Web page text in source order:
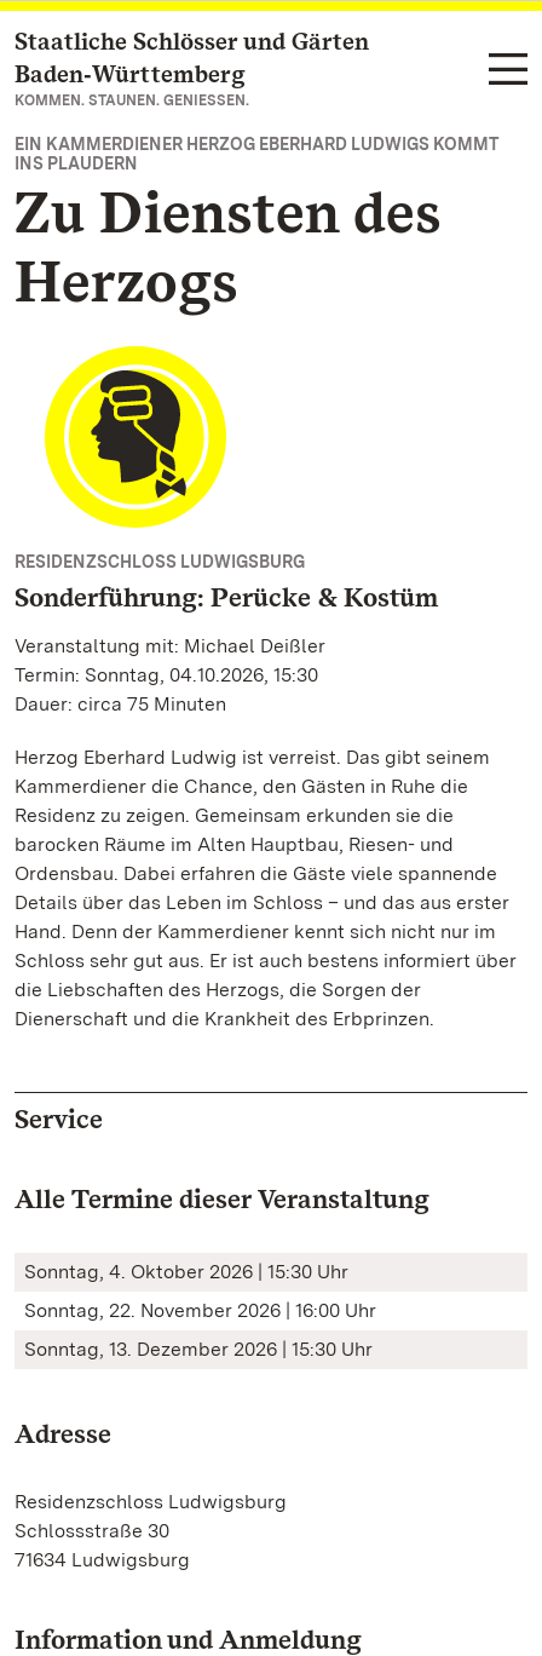
Zum Hauptinhalt springen
Staatliche Schlösser und Gärten
Baden‑Württemberg
KOMMEN. STAUNEN. GENIESSEN.
EIN KAMMERDIENER HERZOG EBERHARD LUDWIGS KOMMT
INS PLAUDERN
Zu Diensten des
Herzogs
RESIDENZSCHLOSS LUDWIGSBURG
Sonderführung: Perücke & Kostüm
Veranstaltung mit: Michael Deißler
Termin: Sonntag, 04.10.2026, 15:30
Dauer: circa 75 Minuten
Herzog Eberhard Ludwig ist verreist. Das gibt seinem
Kammerdiener die Chance, den Gästen in Ruhe die
Residenz zu zeigen. Gemeinsam erkunden sie die
barocken Räume im Alten Hauptbau, Riesen- und
Ordensbau. Dabei erfahren die Gäste viele spannende
Details über das Leben im Schloss – und das aus erster
Hand. Denn der Kammerdiener kennt sich nicht nur im
Schloss sehr gut aus. Er ist auch bestens informiert über
die Liebschaften des Herzogs, die Sorgen der
Dienerschaft und die Krankheit des Erbprinzen.
Service
Alle Termine dieser Veranstaltung
Sonntag, 4. Oktober 2026 | 15:30 Uhr
Sonntag, 22. November 2026 | 16:00 Uhr
Sonntag, 13. Dezember 2026 | 15:30 Uhr
Adresse
Residenzschloss Ludwigsburg
Schlossstraße 30
71634 Ludwigsburg
Information und Anmeldung